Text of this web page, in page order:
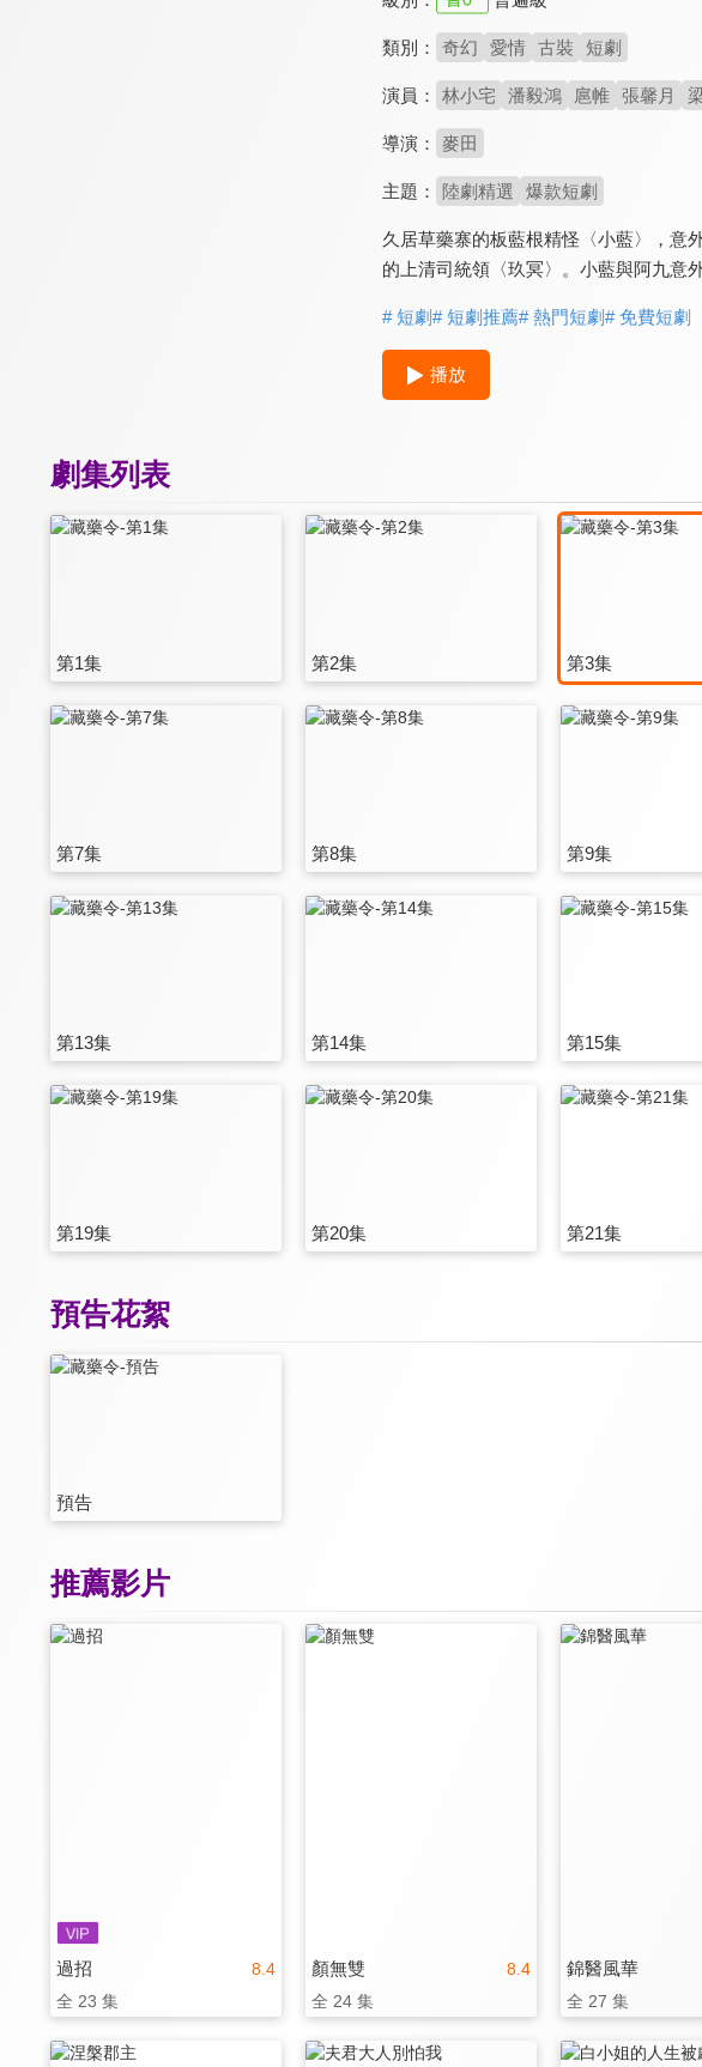
類別： 奇幻 愛情 古裝 短劇
演員： 林小宅 潘毅鴻 扈帷 張馨月
導演： 麥田
主題： 陸劇精選 爆款短劇
久居草藥寨的板藍根精怪〈小藍〉，意
的上清司統領〈玖冥〉。小藍與阿九意
# 短劇# 短劇推薦# 熱門短劇# 免費短劇
播放
劇集列表
第1集 第2集 第3集
第7集 第8集 第9集
第13集 第14集 第15集
第19集 第20集 第21集
預告花絮
預告
推薦影片
8.4
過招
全 23 集
8.4
顏無雙
全 24 集
錦醫風華
全 27 集